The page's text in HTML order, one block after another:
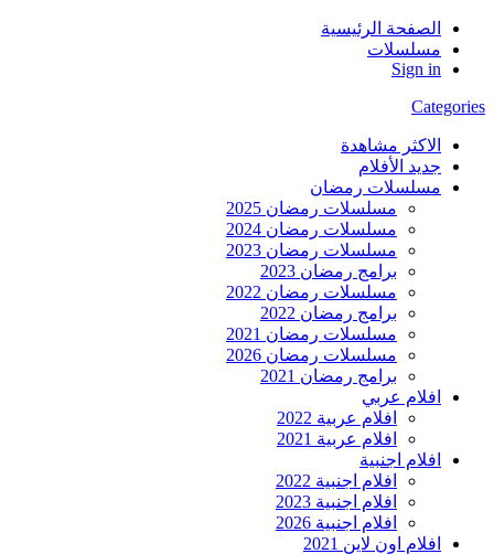
الصفحة الرئيسية
مسلسلات
Sign in
Categories
الاكثر مشاهدة
جديد الأفلام
مسلسلات رمضان
مسلسلات رمضان 2025
مسلسلات رمضان 2024
مسلسلات رمضان 2023
برامج رمضان 2023
مسلسلات رمضان 2022
برامج رمضان 2022
مسلسلات رمضان 2021
مسلسلات رمضان 2026
برامج رمضان 2021
افلام عربي
افلام عربية 2022
افلام عربية 2021
افلام اجنبية
افلام اجنبية 2022
افلام اجنبية 2023
افلام اجنبية 2026
افلام اون لاين 2021